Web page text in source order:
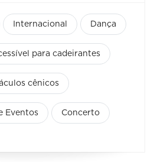
Internacional Dança
para cadeirantes
cênicos
Eventos Concerto